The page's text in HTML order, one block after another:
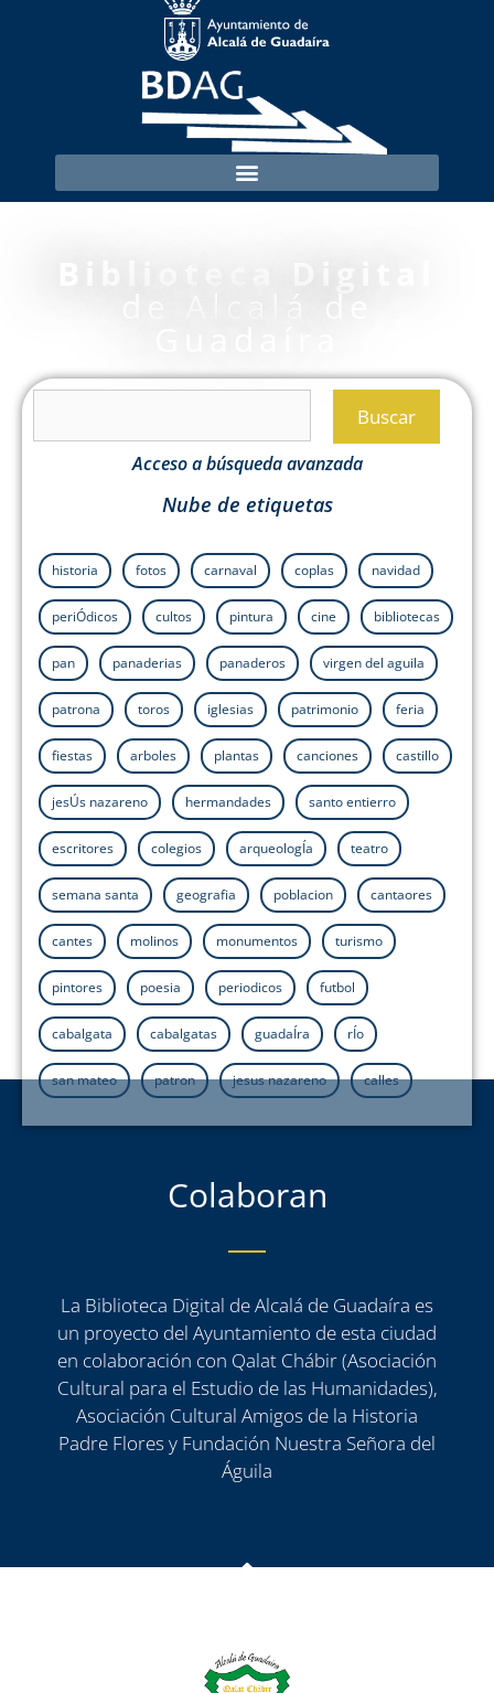
Buscar
Acceso a búsqueda avanzada
Nube de etiquetas
historia fotos carnaval coplas navidad
periÓdicos cultos pintura cine bibliotecas
pan panaderias panaderos virgen del aguila
patrona toros iglesias patrimonio feria
fiestas arboles plantas canciones castillo
jesÚs nazareno hermandades santo entierro
escritores colegios arqueologÍa teatro
semana santa geografia poblacion cantaores
cantes molinos monumentos turismo
pintores poesia periodicos futbol
cabalgata cabalgatas guadaÍra rÍo
san mateo patron jesus nazareno calles
Colaboran
La Biblioteca Digital de Alcalá de Guadaíra es
un proyecto del Ayuntamiento de esta ciudad
en colaboración con Qalat Chábir (Asociación
Cultural para el Estudio de las Humanidades),
Asociación Cultural Amigos de la Historia
Padre Flores y Fundación Nuestra Señora del
Águila